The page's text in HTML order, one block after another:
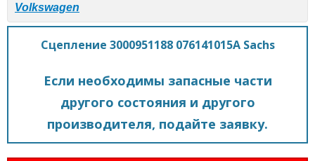
Volkswagen
Сцепление 3000951188 076141015A Sachs
Если необходимы запасные части
другого состояния и другого
производителя, подайте заявку.